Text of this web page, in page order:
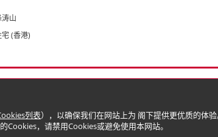
列表），以确保我们在网站上为 阁下提供更优质的体
Cookies，请禁用Cookies或避免使用本网站。
山
宅 (香港)